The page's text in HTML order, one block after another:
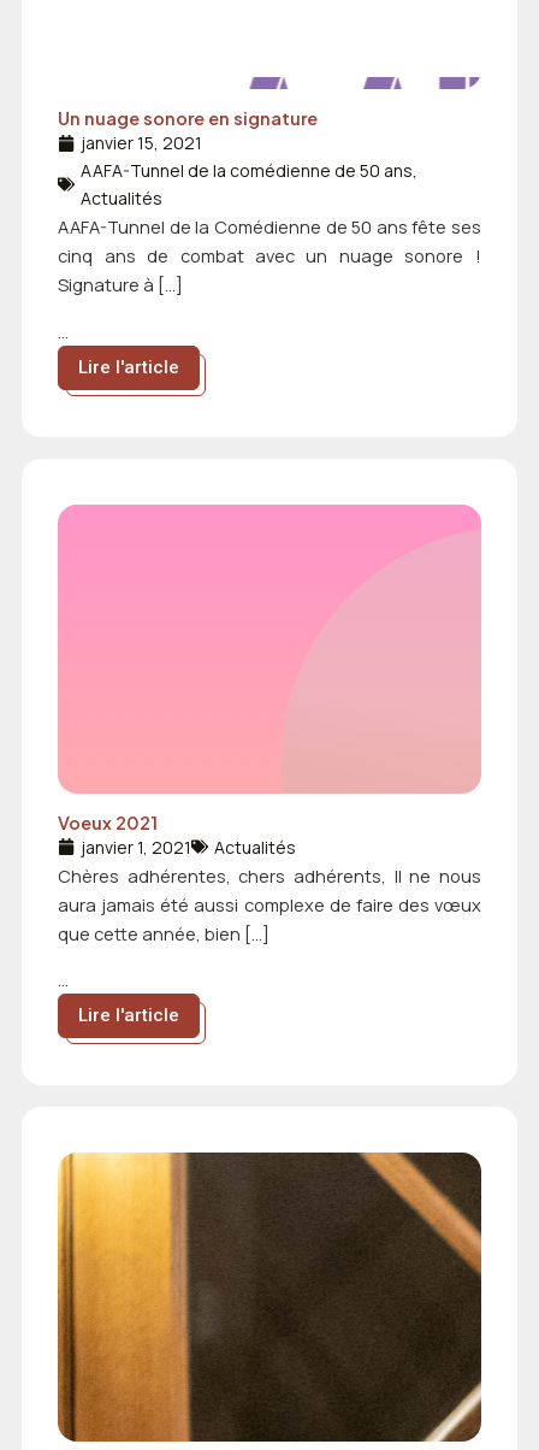
Un nuage sonore en signature
janvier 15, 2021
AAFA-Tunnel de la comédienne de 50 ans,
Actualités
AAFA-Tunnel de la Comédienne de 50 ans fête ses
cinq ans de combat avec un nuage sonore !
Signature à […]
Lire l'article
Voeux 2021
janvier 1, 2021 Actualités
Chères adhérentes, chers adhérents, Il ne nous
aura jamais été aussi complexe de faire des vœux
que cette année, bien […]
...
Lire l'article